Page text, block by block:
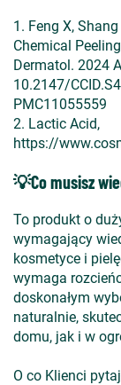
1. Feng X,
Chemical
Dermatol. 2024
10.2147/
PMC11055559
2. Lactic Acid,
https://
💡Co musisz
To produkt o
wymagający
kosmetyce i
wymaga
doskonałym
naturalnie,
domu, jak i w
O co Klienci